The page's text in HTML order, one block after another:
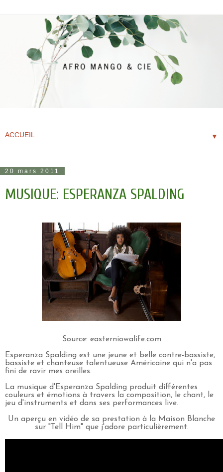
▼
20 mars 2011
MUSIQUE: ESPERANZA SPALDING
Source: easterniowalife.com
Esperanza Spalding est une jeune et belle contre-bassiste,
bassiste et chanteuse talentueuse Américaine qui n'a pas
fini de ravir mes oreilles.
La musique d'Esperanza Spalding produit différentes
couleurs et émotions à travers la composition, le chant, le
jeu d'instruments et dans ses performances live.
Un aperçu en vidéo de sa prestation à la Maison Blanche
sur "Tell Him" que j'adore particulièrement.